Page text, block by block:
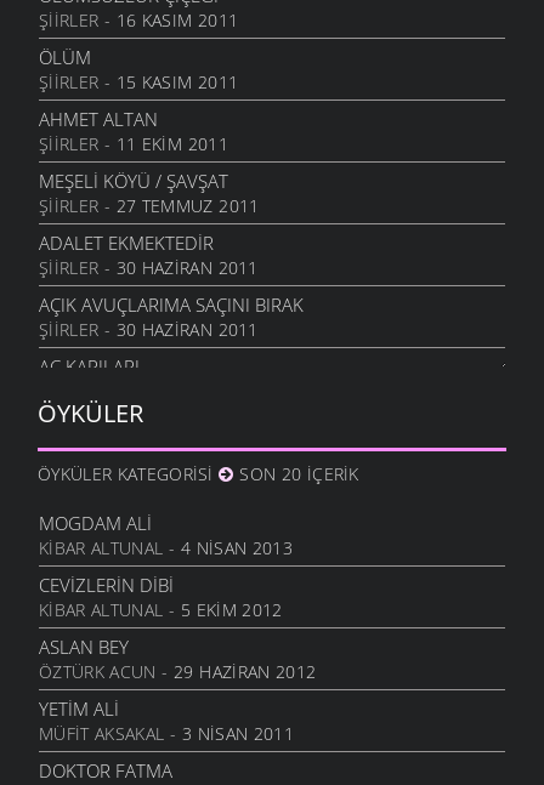
ŞIIRLER - 16 KASIM 2011
ÖLÜM
ŞIIRLER - 15 KASIM 2011
AHMET ALTAN
ŞIIRLER - 11 EKIM 2011
MEŞELI KÖYÜ / ŞAVŞAT
ŞIIRLER - 27 TEMMUZ 2011
ADALET EKMEKTEDIR
ŞIIRLER - 30 HAZIRAN 2011
AÇIK AVUÇLARIMA SAÇINI BIRAK
ŞIIRLER - 30 HAZIRAN 2011
AÇ KAPILARI
TÜRKIYE’MIN TÜM İNSANLARINA SELAM OLSUN!
ŞIIRLER- 6 OCAK 2011
ANADOLU DESTANDIR MUSTAFA KEMAL’LE
ŞIIRLER- 14 ARALIK 2010
ŞERIAT İSTIYORUM
ŞIIRLER- 15 EKIM 2010
AKILLANMADIN BE BEYNIM
ŞIIRLER - 14 EKIM 2010
ARZ OLUNUR DÜNYA ALEME
ŞIIRLER- 12 HAZIRAN 2010
AŞKIM AŞKINA BAĞLI
ŞIIRLER- 11 MAYIS 2010
ÖYKÜLER
ÖYKÜLER KATEGORISI SON 20 İÇERIK
MOGDAM ALI
KIBAR ALTUNAL - 4 NISAN 2013
CEVIZLERIN DIBI
KIBAR ALTUNAL - 5 EKIM 2012
ASLAN BEY
ÖZTÜRK ACUN - 29 HAZIRAN 2012
YETIM ALI
MÜFIT AKSAKAL - 3 NISAN 2011
DOKTOR FATMA